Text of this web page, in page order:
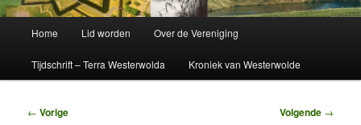
Home Lid worden Over de Vereniging
Tijdschrift – Terra Westerwolda Kroniek van Westerwolde
Bericht
← Vorige Volgende →